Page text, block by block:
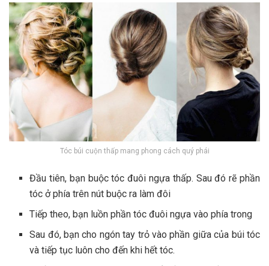
Tóc búi cuộn thấp mang phong cách quý phái
Đầu tiên, bạn buộc tóc đuôi ngựa thấp. Sau đó rẽ phần
tóc ở phía trên nút buộc ra làm đôi
Tiếp theo, bạn luồn phần tóc đuôi ngựa vào phía trong
Sau đó, bạn cho ngón tay trỏ vào phần giữa của búi tóc
và tiếp tục luôn cho đến khi hết tóc.